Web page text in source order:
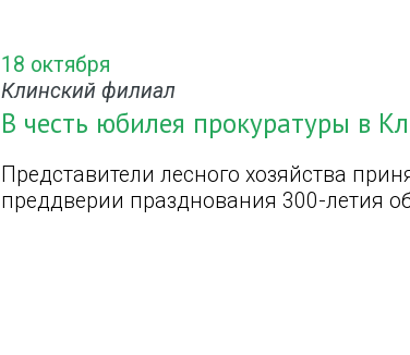
18 октября
Клинский филиал
В честь юбилея прокуратуры в
Представители лесного хозяйства
преддверии празднования 300-летия